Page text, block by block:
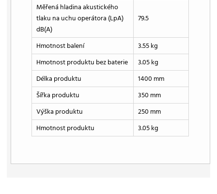
Měřená hladina akustického
tlaku na uchu operátora (LpA)
dB(A)
79.5
Hmotnost balení
3.55 kg
Hmotnost produktu bez baterie
3.05 kg
Délka produktu
1400 mm
Šířka produktu
350 mm
Výška produktu
250 mm
Hmotnost produktu
3.05 kg